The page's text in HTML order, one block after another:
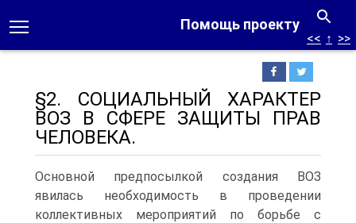
Помощь проекту
<< ↑ >>
§2. СОЦИАЛЬНЫЙ ХАРАКТЕР
ВОЗ В СФЕРЕ ЗАЩИТЫ ПРАВ
ЧЕЛОВЕКА.
Основной предпосылкой создания ВОЗ
явилась необходимость в проведении
коллективных мероприятий по борьбе с